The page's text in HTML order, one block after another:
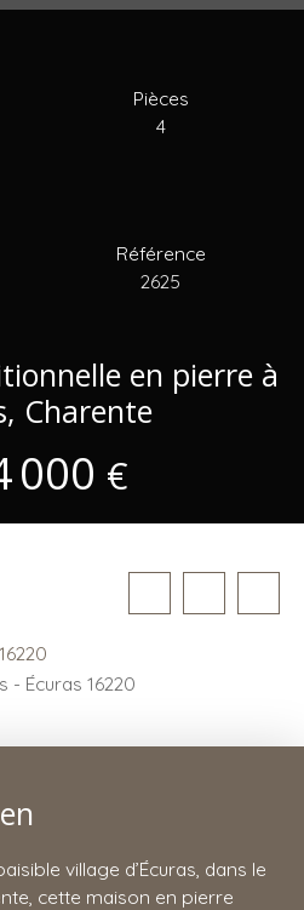
Pièces
4
Référence
2625
en pierre à
Charente
000 €
- Écuras 16220
village d’Écuras, dans le
cette maison en pierre